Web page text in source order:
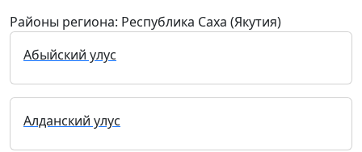
Районы региона: Республика Саха (Якутия)
Абыйский улус
Алданский улус